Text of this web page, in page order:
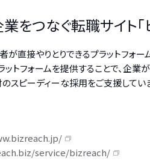
をつなぐ転職サイト「
が直接やりとりできるプラットフォ
ットフォームを提供することで、企
のスピーディーな採用をご支援して
service/bizreach/